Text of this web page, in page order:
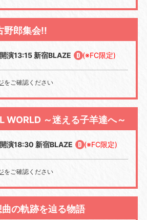
野郎集会!!
演13:15 新宿BLAZE (※FC限定)
をご確認ください
WORLD ～迷える子羊達へ～
演18:30 新宿BLAZE (※FC限定)
をご確認ください
の軌跡を辿る物語